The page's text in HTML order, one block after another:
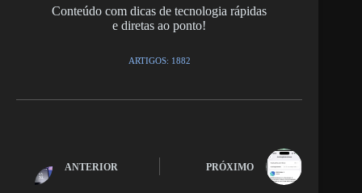
Conteúdo com dicas de tecnologia rápidas
e diretas ao ponto!
ARTIGOS: 1882
ANTERIOR PRÓXIMO